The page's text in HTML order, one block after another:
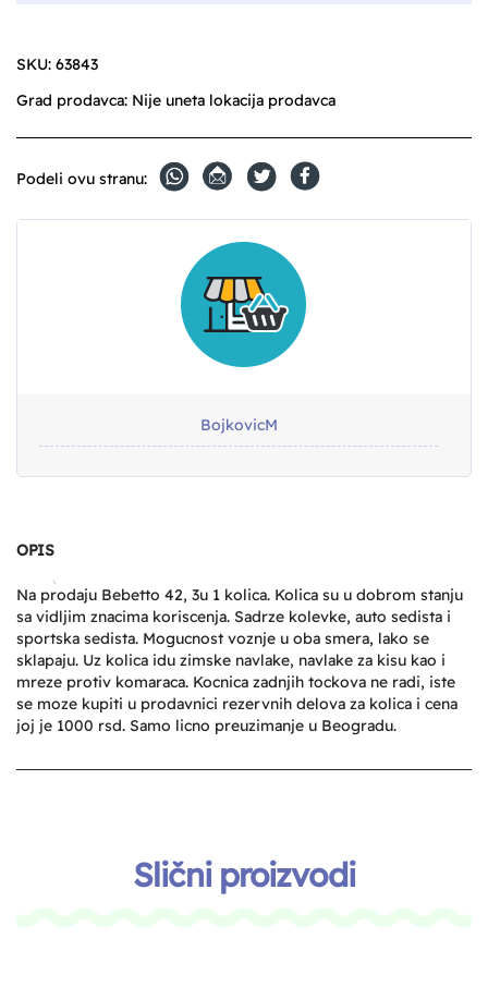
BojkovicM
SKU: 63843
Grad prodavca: Nije uneta lokacija prodavca
Podeli ovu stranu:
OPIS
Na prodaju Bebetto 42, 3u 1 kolica. Kolica su u dobrom stanju
sa vidljim znacima koriscenja. Sadrze kolevke, auto sedista i
sportska sedista. Mogucnost voznje u oba smera, lako se
sklapaju. Uz kolica idu zimske navlake, navlake za kisu kao i
mreze protiv komaraca. Kocnica zadnjih tockova ne radi, iste
se moze kupiti u prodavnici rezervnih delova za kolica i cena
joj je 1000 rsd. Samo licno preuzimanje u Beogradu.
Slični proizvodi